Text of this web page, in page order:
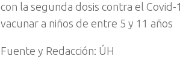
con la segunda dosis contra el Covid-
vacunar a niños de entre 5 y 11 años
Fuente y Redacción: ÚH